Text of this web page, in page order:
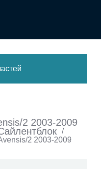
2 2003-2009
/
2 2003-2009